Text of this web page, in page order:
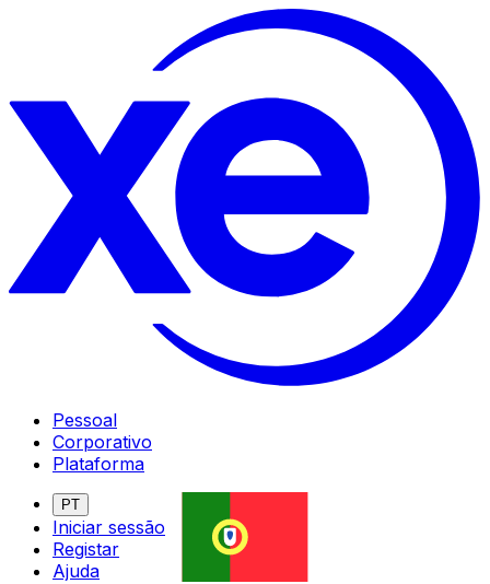
Pessoal
Corporativo
Plataforma
PT
Iniciar sessão
Registar
Ajuda